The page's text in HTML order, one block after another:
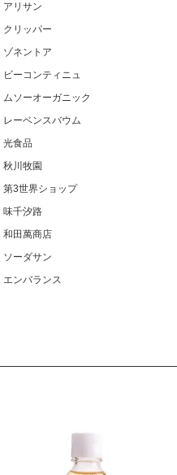
アリサン
クリッパー
ゾネントア
ビーコンティニュ
ムソーオーガニック
レーベンスバウム
光食品
秋川牧園
第3世界ショップ
味千汐路
和田萬商店
ソーダサン
エンバランス